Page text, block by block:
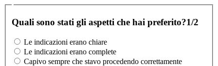
Quali sono stati gli aspetti che hai preferito?1/2
Le indicazioni erano chiare
Le indicazioni erano complete
Capivo sempre che stavo procedendo correttamente